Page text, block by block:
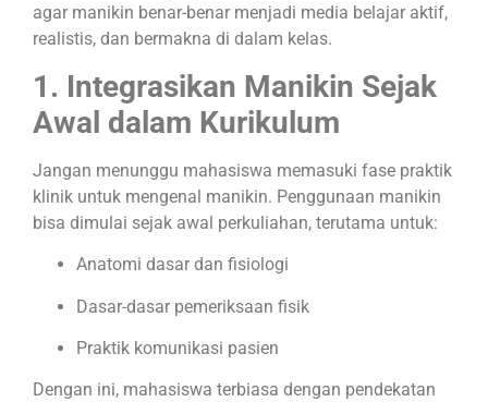
agar manikin benar-benar menjadi media belajar aktif,
realistis, dan bermakna di dalam kelas.
1. Integrasikan Manikin Sejak
Awal dalam Kurikulum
Jangan menunggu mahasiswa memasuki fase praktik
klinik untuk mengenal manikin. Penggunaan manikin
bisa dimulai sejak awal perkuliahan, terutama untuk:
Anatomi dasar dan fisiologi
Dasar-dasar pemeriksaan fisik
Praktik komunikasi pasien
Dengan ini, mahasiswa terbiasa dengan pendekatan